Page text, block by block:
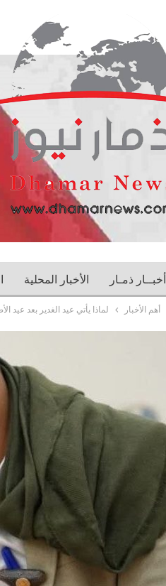
أخبــار ذمـار الأخبار المحلية
أهم الأخبار لماذا يأتي عيد الغدير بعد عيد